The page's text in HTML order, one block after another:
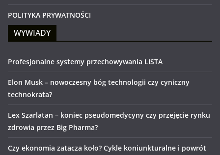
POLITYKA PRYWATNOŚCI
WYWIADY
Profesjonalne systemy przechowywania LISTA
Elon Musk – nowoczesny bóg technologii czy cyniczny
technokrata?
Lex Szarlatan – koniec pseudomedycyny czy przejęcie rynku
zdrowia przez Big Pharma?
Czy ekonomia zatacza koło? Cykle koniunkturalne i powrót